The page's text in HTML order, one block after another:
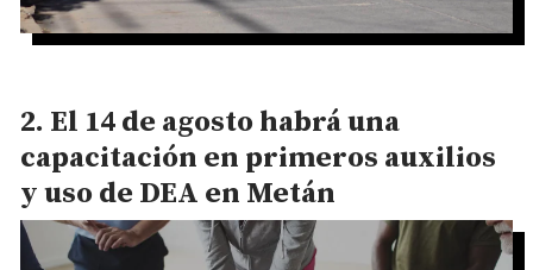
El 14 de agosto habrá una
capacitación en primeros auxilios
y uso de DEA en Metán